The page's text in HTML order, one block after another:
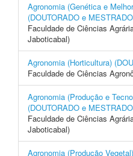
Agronomia (Genética e
(DOUTORADO e
Faculdade de Ciências
Jaboticabal)
Agronomia (Horticultura)
Faculdade de Ciências
Agronomia (Produção e
(DOUTORADO e
Faculdade de Ciências
Jaboticabal)
Agronomia (Produção